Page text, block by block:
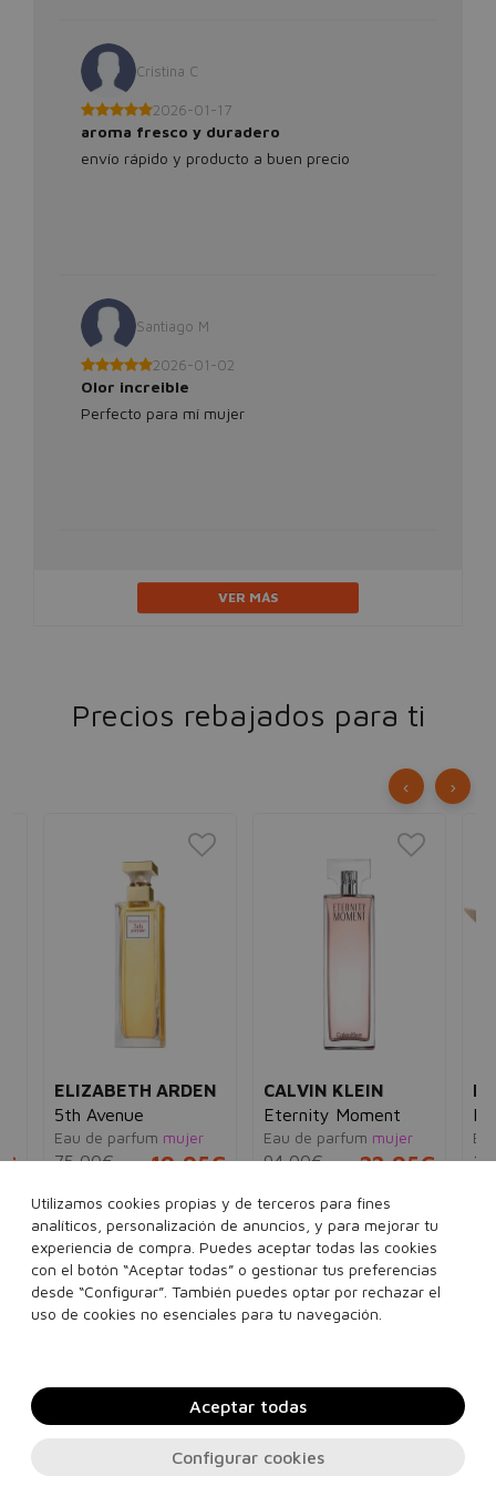
Cristina C
2026-01-17
aroma fresco y duradero
envío rápido y producto a buen precio
Santiago M
2026-01-02
Olor increible
Perfecto para mí mujer
VER MÁS
Precios rebajados para ti
ELIZABETH ARDEN
5th Avenue
Eau de parfum mujer
75,00€ 19,95€
30 ml 75 ml 125 ml
Ver 1 set
Añadir a la cesta
CALVIN KLEIN
Eternity Moment
Eau de parfum mujer
94,00€ 22,95€
100 ml
Añadir a la cesta
‹ ›
Utilizamos cookies propias y de terceros para fines
analíticos, personalización de anuncios, y para mejorar tu
experiencia de compra. Puedes aceptar todas las cookies
con el botón “Aceptar todas” o gestionar tus preferencias
desde “Configurar”. También puedes optar por rechazar el
uso de cookies no esenciales para tu navegación.
Configurar cookies
Aceptar todas